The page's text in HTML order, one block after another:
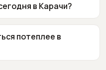
в Карачи?
потеплее в